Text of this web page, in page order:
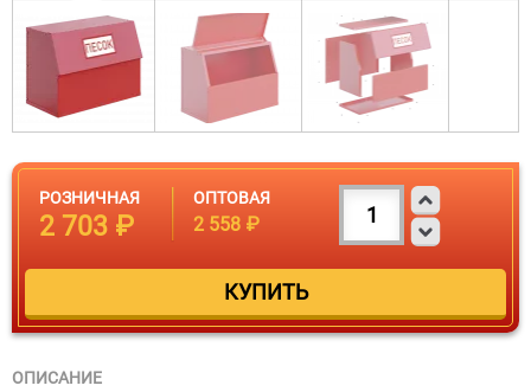
РОЗНИЧНАЯ
2 703 ₽
ОПТОВАЯ
2 558 ₽
ОПИСАНИЕ